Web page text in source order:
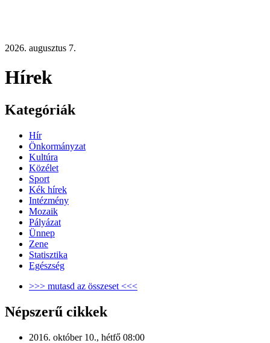
2026. augusztus 7.
Hírek
Kategóriák
Hír
Önkormányzat
Kultúra
Közélet
Sport
Kék hírek
Intézmény
Mozaik
Pályázat
Ünnep
Zene
Statisztika
Egészség
>>> mutasd az összeset <<<
Népszerű cikkek
2016. október 10., hétfő 08:00